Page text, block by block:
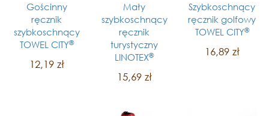
Gościnny
ręcznik
szybkoschnący
TOWEL CITY®
12,19 zł
Mały
szybkoschnący
ręcznik
turystyczny
LINOTEX®
15,69 zł
Szybkoschnący
ręcznik golfowy
TOWEL CITY®
16,89 zł